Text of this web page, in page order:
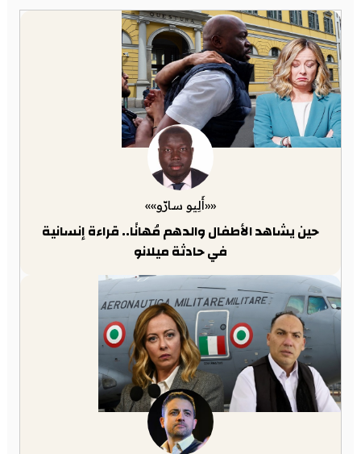
««أَلِيو سارّو»»
حين يشاهد الأطفال والدهم مُهانًا.. قراءة إنسانية
في حادثة ميلانو